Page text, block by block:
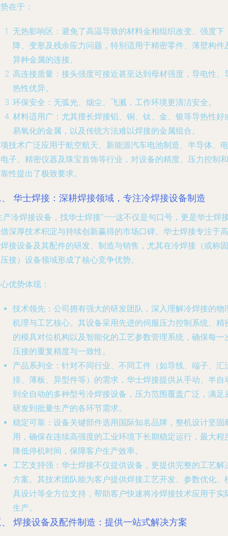
在于：
无热影响区 ：避免了高温导致的材料金相组织改变、强度下
降、变形及残余应力问题，特别适用于精密零件、薄壁构件
异种金属的连接。
高连接质量 ：接头强度可接近甚至达到母材强度，导电性、
热性优异。
环保安全 ：无弧光、烟尘、飞溅，工作环境更清洁安全。
材料适用广 ：尤其擅长焊接铝、铜、钛、金、银等导热性好
易氧化的金属，以及传统方法难以焊接的金属组合。
技术广泛应用于航空航天、新能源汽车电池制造、半导体、电
子、精密仪器及珠宝首饰等行业，对设备的精度、压力控制和
性提出了极致要求。
华士焊接：深耕焊接领域，专注冷焊接设备制造
产冷焊接设备，找华士焊接”——这不仅是句口号，更是华士焊
深厚技术积淀与持续创新赢得的市场口碑。华士焊接专注于高
接设备及其配件的研发、制造与销售，尤其在冷焊接（或称固
接）设备领域形成了核心竞争优势。
优势体现：
技术领先 ：公司拥有强大的研发团队，深入理解冷焊接的物
机理与工艺核心。其设备采用先进的伺服压力控制系统、精
的模具对位机构以及智能化的工艺参数管理系统，确保每一
压接的重复精度与一致性。
产品系列全 ：针对不同行业、不同工件（如导线、端子、汇
排、薄板、异型件等）的需求，华士焊接提供从手动、半自
到全自动的多种型号冷焊接设备，压力范围覆盖广泛，满足
研发到批量生产的各环节需求。
稳定可靠 ：设备关键部件选用国际知名品牌，整机设计坚固
用，确保在连续高强度的工业环境下长期稳定运行，最大程
降低停机时间，保障客户生产效率。
工艺支持强 ：华士焊接不仅提供设备，更提供完整的工艺解
方案。其技术团队能为客户提供焊接工艺开发、参数优化、
具设计等全方位支持，帮助客户快速将冷焊接技术应用于实
生产。
焊接设备及配件制造：提供一站式解决方案